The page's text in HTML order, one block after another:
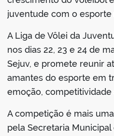
juventude com o esporte
A Liga de Vôlei da
nos dias 22, 23 e 24 de
Sejuv, e promete reunir
amantes do esporte em
emoção, competitividade
A competição é mais
pela Secretaria